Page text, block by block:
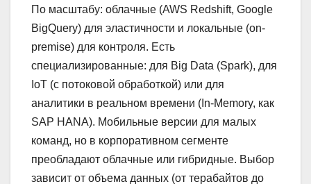
По масштабу: облачные (AWS Redshift, Google
BigQuery) для эластичности и локальные (on-
premise) для контроля. Есть
специализированные: для Big Data (Spark), для
IoT (с потоковой обработкой) или для
аналитики в реальном времени (In-Memory, как
SAP HANA). Мобильные версии для малых
команд, но в корпоративном сегменте
преобладают облачные или гибридные. Выбор
зависит от объема данных (от терабайтов до